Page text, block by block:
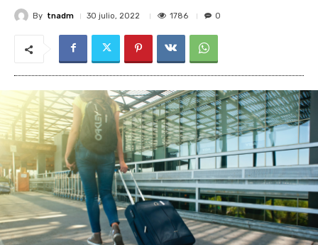
By tnadm 30 julio, 2022 1786 0